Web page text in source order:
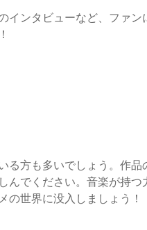
インタビューなど、ファ
る方も多いでしょう。作
んでください。音楽が持
の世界に没入しましょう！